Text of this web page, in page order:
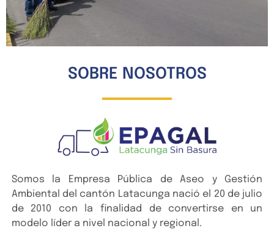
SOBRE NOSOTROS
Somos la Empresa Pública de Aseo y Gestión
Ambiental del cantón Latacunga nació el 20 de julio
de 2010 con la finalidad de convertirse en un
modelo líder a nivel nacional y regional.